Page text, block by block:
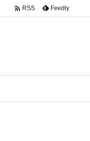
 RSS Feedly